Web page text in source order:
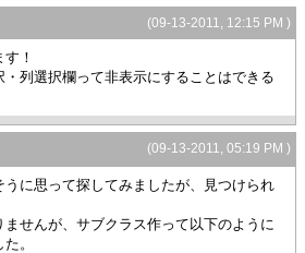
= 2,
= "white",
= 20pt, col = 1, colspan = 2,
cell height = 30pt,
""}}
= i * 4 + 0, col = 3,
cell height = 20pt,
""}}
= i * 4 + 1, col = 1,
cell height = 20pt,
""}}
= i * 4 + 1, col = 4,
= "white", ""}}
= i * 4 + 1, col = 6,
(09-13-2011, 12:15 PM )
！
列選択欄って非表示にすることはできる
(09-13-2011, 05:19 PM )
に思って探してみましたが、見つけられ
せんが、サブクラス作って以下のように
。